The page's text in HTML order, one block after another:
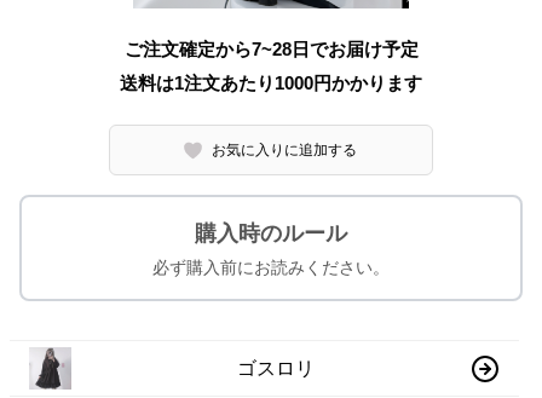
ご注文確定から7~28日でお届け予定
送料は1注文あたり 1000円かかります
お気に入りに追加する
購入時のルール
必ず購入前にお読みください。
ゴスロリ